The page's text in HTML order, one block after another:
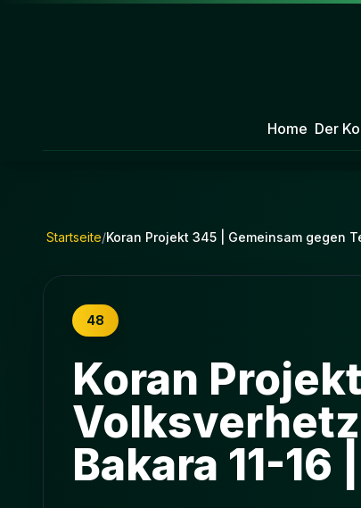
Home Der
Startseite/Koran Projekt 345 | Gemeinsam gegen
48
Koran
Bakara 11-